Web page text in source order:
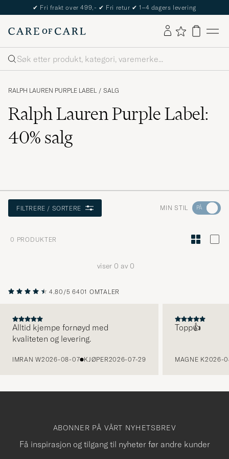
✔ Fri frakt over 499,- ✔ Fri retur ✔ 1–4 dagers levering
Søk
RALPH LAUREN PURPLE LABEL / SALG
Ralph Lauren Purple Label:
40% salg
FILTRERE / SORTERE MIN STIL Gå
og
opplev
til
0 PRODUKTER
viser 0 av 0
4.80/5 6401 OMTALER
Alltid kjempe fornøyd med
kvaliteten og levering.
IMRAN W2026-08-07 KJØPER2026-07-29
Topp👍
MAGNE K2026-
ABONNER PÅ VÅRT NYHETSBREV
Få inspirasjon og tilgang til nyheter før andre kunder